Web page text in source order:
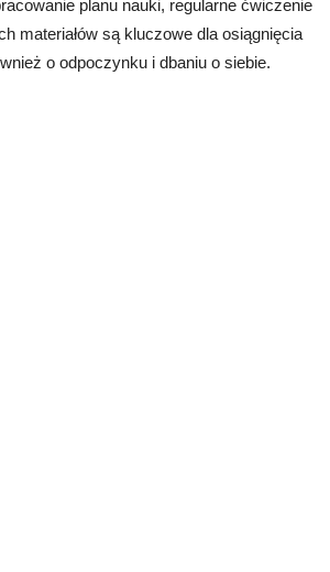
planu nauki, regularne ćwiczenie
materiałów są kluczowe dla osiągnięcia
o odpoczynku i dbaniu o siebie.